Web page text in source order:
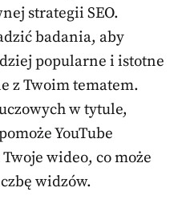
strategii SEO.
badania, aby
popularne i istotne
z Twoim tematem.
w tytule,
YouTube
wideo, co może
widzów.